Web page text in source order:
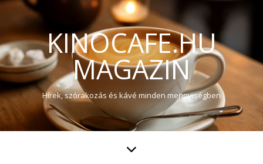
KINOCAFE.HU
MAGAZIN
Hírek, szórakozás és kávé minden mennyiségben